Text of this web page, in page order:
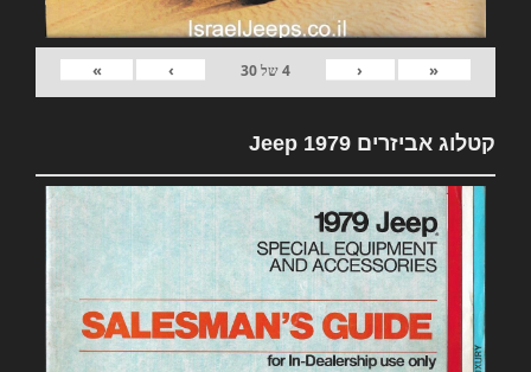
«
‹
4של30
›
»
קטלוג אביזרים 1979 Jeep